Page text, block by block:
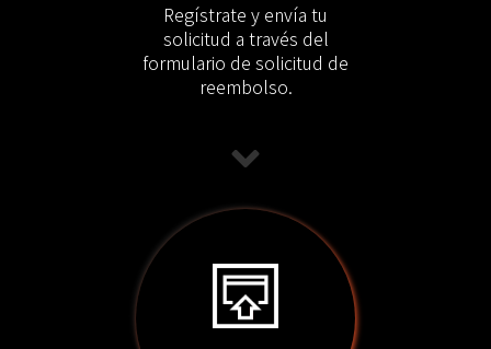
Regístrate y envía tu
solicitud a través del
formulario de solicitud de
reembolso.